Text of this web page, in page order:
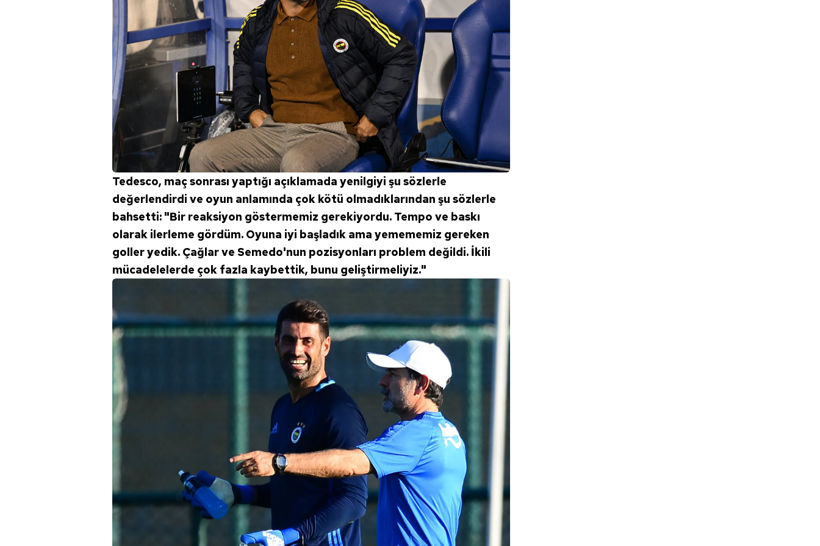
mevzuata uygun olarak kullanılan çerezlerle ilgili bilgi almak için lütfen
tıklayınız.
Tedesco, maç sonrası yaptığı açıklamada yenilgiyi şu sözlerle
değerlendirdi ve oyun anlamında çok kötü olmadıklarından şu sözlerle
bahsetti: "Bir reaksiyon göstermemiz gerekiyordu. Tempo ve baskı
olarak ilerleme gördüm. Oyuna iyi başladık ama yemememiz gereken
goller yedik. Çağlar ve Semedo'nun pozisyonları problem değildi. İkili
mücadelelerde çok fazla kaybettik, bunu geliştirmeliyiz."